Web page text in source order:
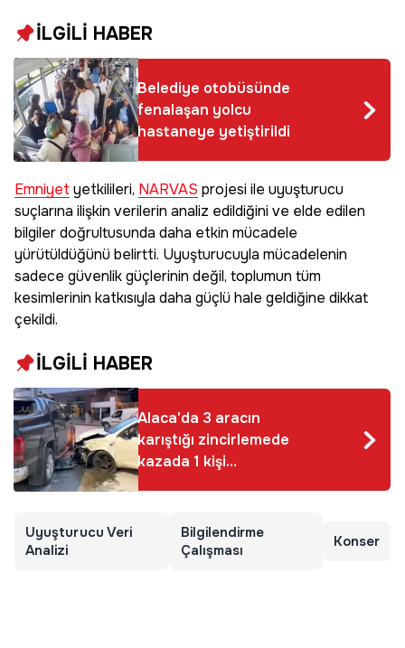
İLGİLİ HABER
Belediye otobüsünde
fenalaşan yolcu
hastaneye yetiştirildi
Emniyet yetkilileri, NARVAS projesi ile uyuşturucu
suçlarına ilişkin verilerin analiz edildiğini ve elde edilen
bilgiler doğrultusunda daha etkin mücadele
yürütüldüğünü belirtti. Uyuşturucuyla mücadelenin
sadece güvenlik güçlerinin değil, toplumun tüm
kesimlerinin katkısıyla daha güçlü hale geldiğine dikkat
çekildi.
İLGİLİ HABER
Alaca'da 3 aracın
karıştığı zincirlemede
kazada 1 kişi
yaralandı
Uyuşturucu Veri
Analizi
Bilgilendirme
Çalışması
Konser